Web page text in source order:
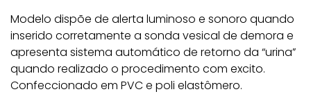
Modelo dispõe de alerta luminoso e sonoro quando
inserido corretamente a sonda vesical de demora e
apresenta sistema automático de retorno da “urina”
quando realizado o procedimento com excito.
Confeccionado em PVC e poli elastômero.